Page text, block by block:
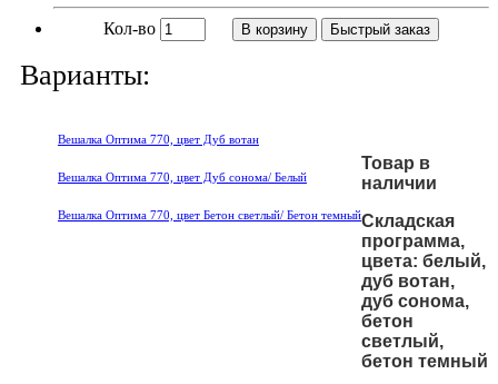
Кол-во В корзину Быстрый заказ
Варианты:
Вешалка Оптима 770, цвет Дуб вотан
Вешалка Оптима 770, цвет Дуб сонома/ Белый
Вешалка Оптима 770, цвет Бетон светлый/ Бетон темный
Товар в
наличии
Складская
программа,
цвета: белый,
дуб вотан,
дуб сонома,
бетон
светлый,
бетон темный